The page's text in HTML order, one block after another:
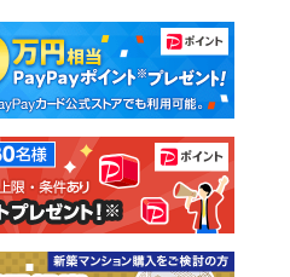
中古マンション
中古一戸建て
土地
教えて！住まいの先生